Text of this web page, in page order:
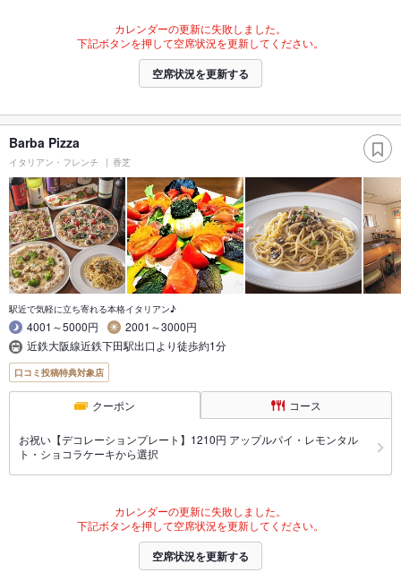
カレンダーの更新に失敗しました。
下記ボタンを押して空席状況を更新してください。
空席状況を更新する
Barba Pizza
イタリアン・フレンチ 香芝
駅近で気軽に立ち寄れる本格イタリアン♪
4001～5000円
2001～3000円
近鉄大阪線近鉄下田駅出口より徒歩約1分
口コミ投稿特典対象店
クーポン コース
お祝い【デコレーションプレート】1210円 アップルパイ・レモンタル
ト・ショコラケーキから選択
カレンダーの更新に失敗しました。
下記ボタンを押して空席状況を更新してください。
空席状況を更新する